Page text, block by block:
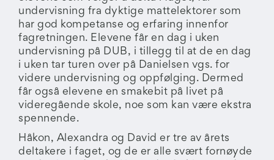
undervisning fra dyktige mattelektorer som
har god kompetanse og erfaring innenfor
fagretningen. Elevene får en dag i uken
undervisning på DUB, i tillegg til at de en dag
i uken tar turen over på Danielsen vgs. for
videre undervisning og oppfølging. Dermed
får også elevene en smakebit på livet på
videregående skole, noe som kan være ekstra
spennende.
Håkon, Alexandra og David er tre av årets
deltakere i faget, og de er alle svært fornøyde